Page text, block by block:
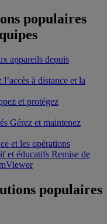
populaires
appareils depuis
à distance et la
et protégez
Gérez et maintenez
et les opérations
et éducatifs Remise de
populaires